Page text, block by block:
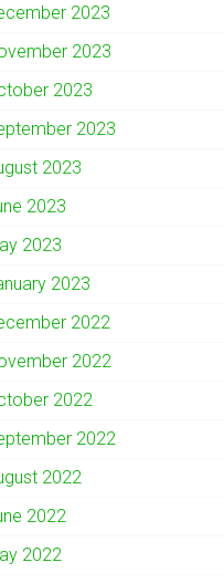
2023
2023
2023
2023
2023
2023
2023
2023
2022
2022
2022
2022
2022
2022
2022